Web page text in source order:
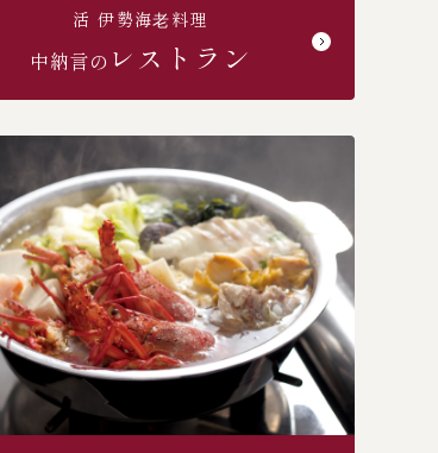
活 伊勢海⽼料理
中納言の レストラン